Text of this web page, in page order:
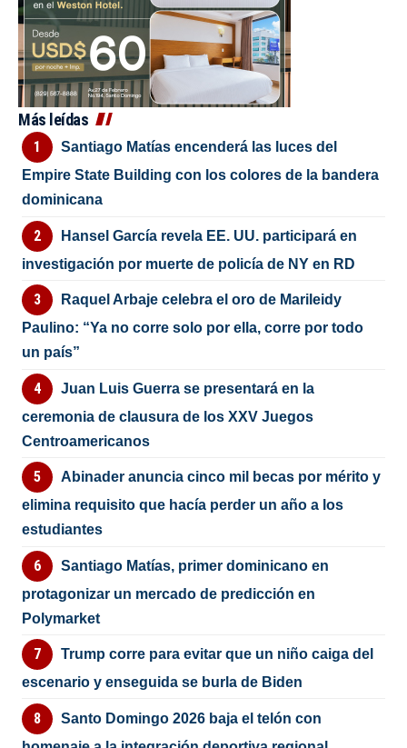
Más leídas
Santiago Matías encenderá las luces del
Empire State Building con los colores de la bandera
dominicana
Hansel García revela EE. UU. participará en
investigación por muerte de policía de NY en RD
Raquel Arbaje celebra el oro de Marileidy
Paulino: “Ya no corre solo por ella, corre por todo
un país”
Juan Luis Guerra se presentará en la
ceremonia de clausura de los XXV Juegos
Centroamericanos
Abinader anuncia cinco mil becas por mérito y
elimina requisito que hacía perder un año a los
estudiantes
Santiago Matías, primer dominicano en
protagonizar un mercado de predicción en
Polymarket
Trump corre para evitar que un niño caiga del
escenario y enseguida se burla de Biden
Santo Domingo 2026 baja el telón con